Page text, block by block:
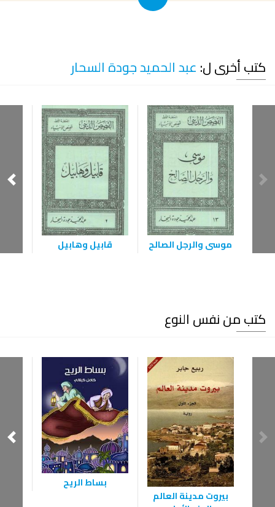
كتب أخرى ل: عبد الحميد جودة السحار
موسى والرجل الصالح قابيل وهابيل
كتب من نفس النوع
بيروت مدينة العالم
‫بساط الريح